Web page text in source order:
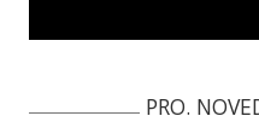
PRO.